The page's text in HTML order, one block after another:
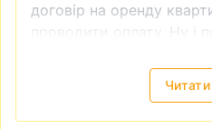
договір на оренду
проводити оплату. Ну і
то це теж зазвичай
Зняти квартиру в Києві
Київ поділений на
Читати